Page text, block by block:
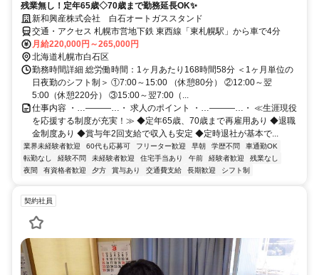
残業無し！定年65歳◇70歳まで勤務延長OK✨
新和興産株式会社 白石オートガススタンド
交通・アクセス 札幌市営地下鉄 東西線「東札幌駅」から車で4分
月給220,000円～265,000円
北海道札幌市白石区
勤務時間詳細 総労働時間：1ヶ月あたり168時間58分 ＜1ヶ月単位の
日夜勤のシフト制＞ ①7:00～15:00 （休憩80分） ②12:00～翌
5:00（休憩220分） ③15:00～翌7:00（...
仕事内容 ・…―――…・ 求人のポイント ・…―――…・ ≪生涯現役
を応援する制度が充実！≫ ◆定年65歳、70歳まで再雇用あり ◆退職
金制度あり ◆賞与年2回支給で収入も安定 ◆定時退社が基本で...
業界未経験者歓迎 60代も応募可 フリーター歓迎 早朝 学歴不問
車通勤OK
転勤なし
経験不問 未経験者歓迎 住宅手当あり 午前 経験者歓迎
残業なし
夜間
有資格者歓迎 夕方 賞与あり 交通費支給 長期歓迎 シフト制
契約社員